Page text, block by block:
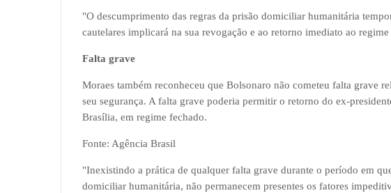
"O descumprimento das regras da prisão domiciliar humanitária
cautelares implicará na sua revogação e ao retorno imediato ao
Falta grave
Moraes também reconheceu que Bolsonaro não cometeu falta grave
seu segurança. A falta grave poderia permitir o retorno do ex-
Brasília, em regime fechado.
Fonte: Agência Brasil
"Inexistindo a prática de qualquer falta grave durante o período em
domiciliar humanitária, não permanecem presentes os fatores